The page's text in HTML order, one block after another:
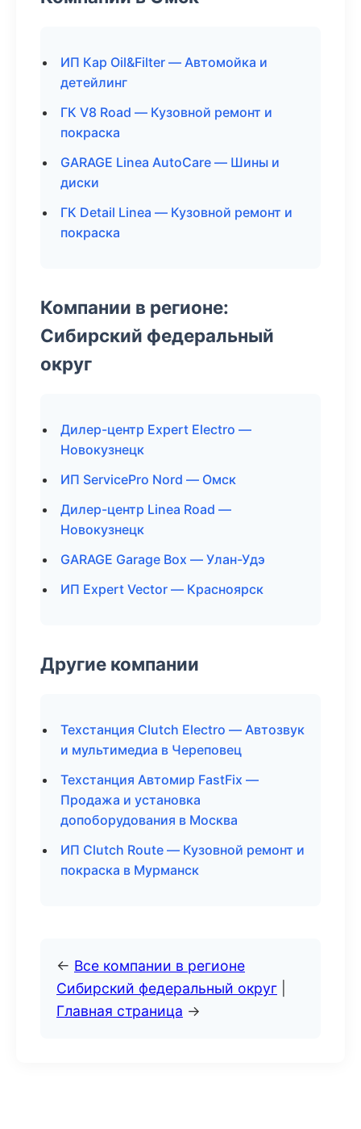
ИП Кар Oil&Filter — Автомойка и
детейлинг
ГК V8 Road — Кузовной ремонт и
покраска
GARAGE Linea AutoCare — Шины и
диски
ГК Detail Linea — Кузовной ремонт и
покраска
Компании в регионе:
Сибирский федеральный
округ
Дилер-центр Expert Electro —
Новокузнецк
ИП ServicePro Nord — Омск
Дилер-центр Linea Road —
Новокузнецк
GARAGE Garage Box — Улан-Удэ
ИП Expert Vector — Красноярск
Другие компании
Техстанция Clutch Electro — Автозвук
и мультимедиа в Череповец
Техстанция Автомир FastFix —
Продажа и установка
допоборудования в Москва
ИП Clutch Route — Кузовной ремонт и
покраска в Мурманск
← Все компании в регионе
Сибирский федеральный округ
Главная страница →